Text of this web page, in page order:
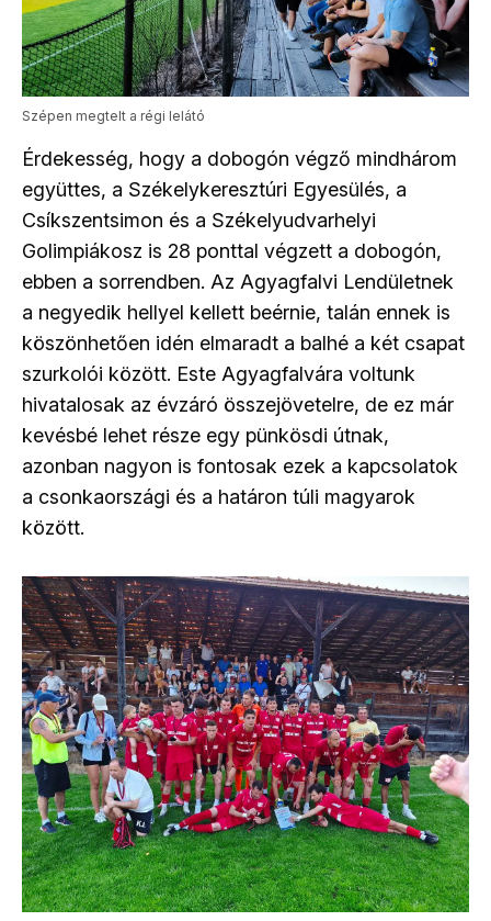
Szépen megtelt a régi lelátó
Érdekesség, hogy a dobogón végző mindhárom
együttes, a Székelykeresztúri Egyesülés, a
Csíkszentsimon és a Székelyudvarhelyi
Golimpiákosz is 28 ponttal végzett a dobogón,
ebben a sorrendben. Az Agyagfalvi Lendületnek
a negyedik hellyel kellett beérnie, talán ennek is
köszönhetően idén elmaradt a balhé a két csapat
szurkolói között. Este Agyagfalvára voltunk
hivatalosak az évzáró összejövetelre, de ez már
kevésbé lehet része egy pünkösdi útnak,
azonban nagyon is fontosak ezek a kapcsolatok
a csonkaországi és a határon túli magyarok
között.